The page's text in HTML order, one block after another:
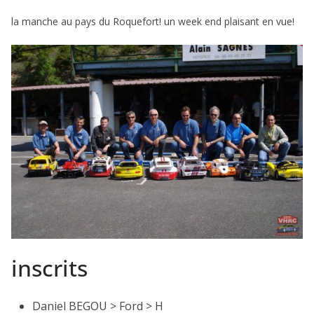
la manche au pays du Roquefort! un week end plaisant en vue!
inscrits
Daniel BEGOU > Ford > H